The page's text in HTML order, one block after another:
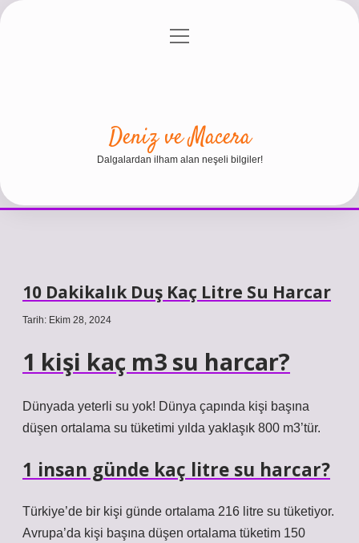
Gizlilik Politikası
menüyü
Deniz ve Macera
Dalgalardan ilham alan neşeli bilgiler!
10 Dakikalık Duş Kaç Litre Su Harcar
Tarih: Ekim 28, 2024
1 kişi kaç m3 su harcar?
Dünyada yeterli su yok! Dünya çapında kişi başına
düşen ortalama su tüketimi yılda yaklaşık 800 m3’tür.
1 insan günde kaç litre su harcar?
Türkiye’de bir kişi günde ortalama 216 litre su tüketiyor.
Avrupa’da kişi başına düşen ortalama tüketim 150